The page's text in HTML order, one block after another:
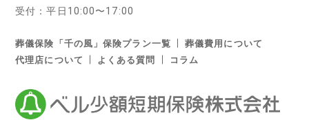
寺院墓地.com 優良墓石・石材店ガイド
お墓の引越し＆墓じまいくん
いい葬儀 いいお坊さん
受付：平日10:00〜17:00
葬儀保険「千の風」保険プラン一覧
葬儀費用について
代理店について
よくある質問 コラム